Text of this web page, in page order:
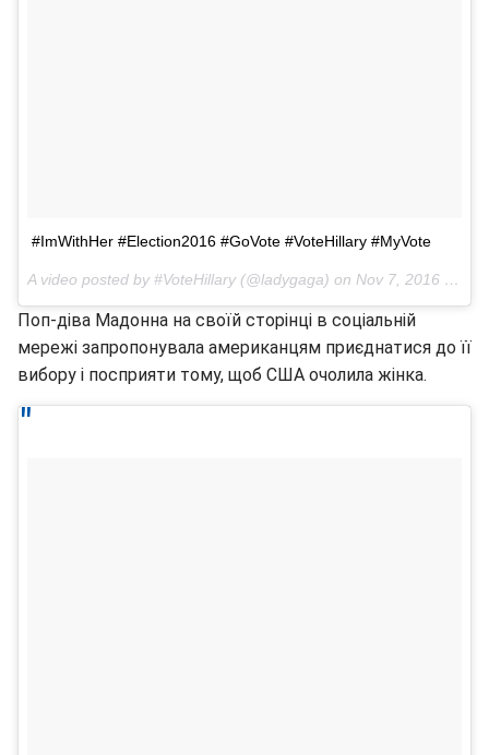
#ImWithHer #Election2016 #GoVote #VoteHillary #MyVote
A video posted by #VoteHillary (@ladygaga) on Nov 7, 2016 о 11:50am PST
Поп-діва Мадонна на своїй сторінці в соціальній
мережі запропонувала американцям приєднатися до її
вибору і посприяти тому, щоб США очолила жінка.